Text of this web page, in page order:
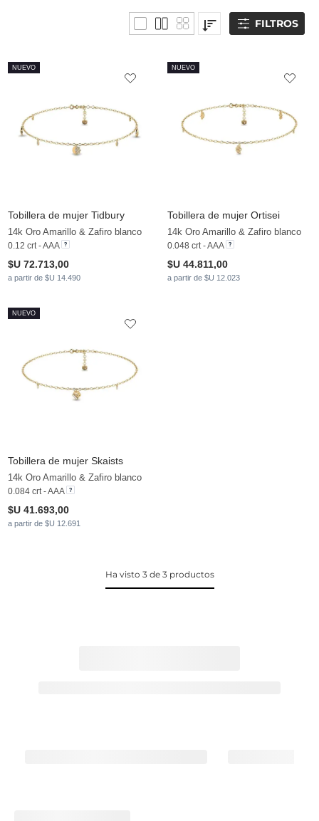
FILTROS
Tobillera de mujer Tidbury
14k Oro Amarillo & Zafiro blanco
0.12 crt - AAA
$U 72.713,00
a partir de $U 14.490
NUEVO
Tobillera de mujer Ortisei
14k Oro Amarillo & Zafiro blanco
0.048 crt - AAA
$U 44.811,00
a partir de $U 12.023
NUEVO
Tobillera de mujer Skaists
14k Oro Amarillo & Zafiro blanco
0.084 crt - AAA
$U 41.693,00
a partir de $U 12.691
NUEVO
Ha visto 3 de 3 productos